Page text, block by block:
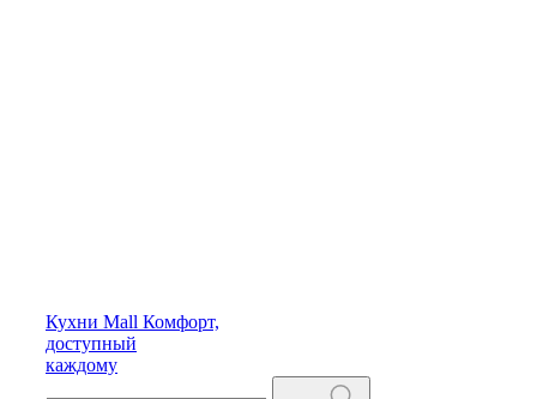
Кухни Mall Комфорт,
доступный
каждому